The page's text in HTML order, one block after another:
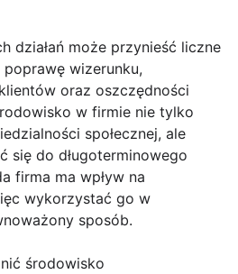
działań może przynieść liczne
wizerunku,
oraz oszczędności
w firmie nie tylko
społecznej, ale
się do długoterminowego
firma ma wpływ na
wykorzystać go w
sposób.
środowisko